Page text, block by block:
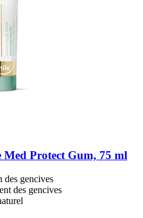
Med Protect Gum, 75 ml
des gencives
des gencives